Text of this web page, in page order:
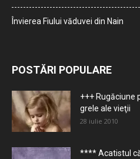
Învierea Fiului văduvei din Nain
POSTĂRI POPULARE
+++
grele ale vieţii
28 iulie 2010
**** Acatistul